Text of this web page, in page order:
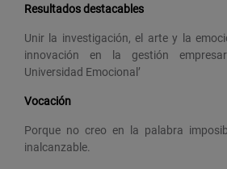
Resultados destacables
Unir la investigación, el arte y la
innovación en la gestión
Universidad Emocional’
Vocación
Porque no creo en la palabra
inalcanzable.